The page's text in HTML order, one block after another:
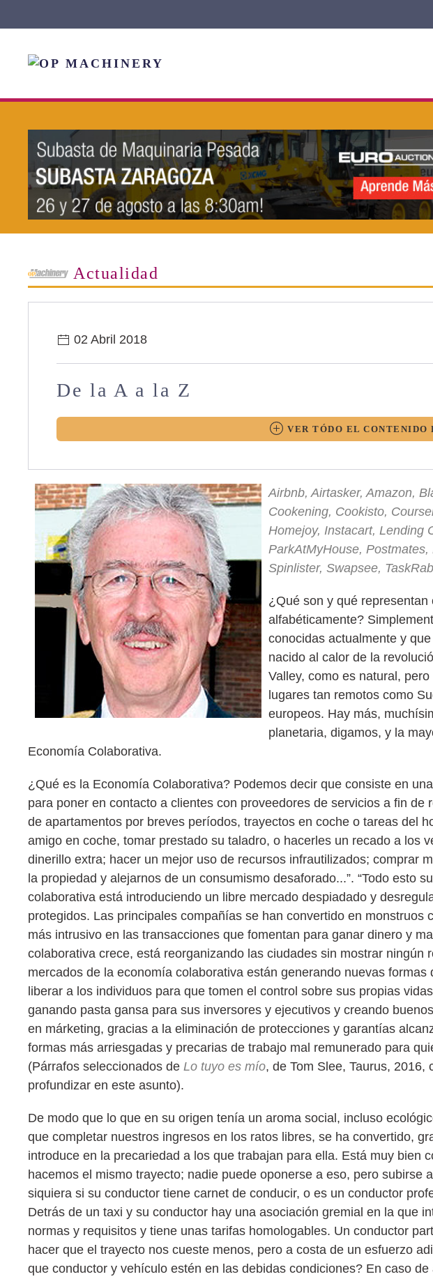
Actualidad
02 Abril 2018
De la A a la Z
VER TÓDO EL CONTENIDO
Airbnb, Airtasker, Amazon,
Cookening, Cookisto,
Homejoy, Instacart, Lending
ParkAtMyHouse,
Spinlister, Swapsee,
¿Qué son y qué
alfabéticamente?
conocidas actualmente y
nacido al calor de la
Valley, como es natural,
lugares tan remotos como
europeos. Hay más,
planetaria, digamos, y la
Economía Colaborativa.
¿Qué es la Economía Colaborativa? Podemos decir que consiste en
para poner en contacto a clientes con proveedores de servicios a fin
de apartamentos por breves períodos, trayectos en coche o tareas del
amigo en coche, tomar prestado su taladro, o hacerles un recado a los
dinerillo extra; hacer un mejor uso de recursos infrautilizados; comprar
la propiedad y alejarnos de un consumismo desaforado...”. “Todo esto
colaborativa está introduciendo un libre mercado despiadado y
protegidos. Las principales compañías se han convertido en
más intrusivo en las transacciones que fomentan para ganar dinero y
colaborativa crece, está reorganizando las ciudades sin mostrar ningún
mercados de la economía colaborativa están generando nuevas
liberar a los individuos para que tomen el control sobre sus propias
ganando pasta gansa para sus inversores y ejecutivos y creando
en márketing, gracias a la eliminación de protecciones y garantías
formas más arriesgadas y precarias de trabajo mal remunerado para
(Párrafos seleccionados de Lo tuyo es mío, de Tom Slee, Taurus,
profundizar en este asunto).
De modo que lo que en su origen tenía un aroma social, incluso
que completar nuestros ingresos en los ratos libres, se ha convertido,
introduce en la precariedad a los que trabajan para ella. Está muy bien
hacemos el mismo trayecto; nadie puede oponerse a eso, pero subirse
siquiera si su conductor tiene carnet de conducir, o es un conductor
Detrás de un taxi y su conductor hay una asociación gremial en la que
normas y requisitos y tiene unas tarifas homologables. Un conductor
hacer que el trayecto nos cueste menos, pero a costa de un esfuerzo
que conductor y vehículo estén en las debidas condiciones? En caso